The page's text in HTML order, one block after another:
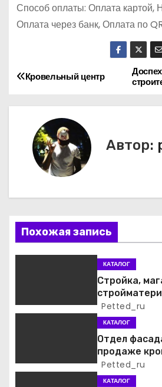
Способ оплаты: Оплата картой,
Оплата через банк, Оплата по
Н
а
а
ц
и
п
а
Кровельный центр
Автор:
Похожая запись
КАТАЛОГ
Стройка,
Petted_ru
КАТАЛОГ
Отдел
продаже
фасадных
Petted_ru
КАТАЛОГ